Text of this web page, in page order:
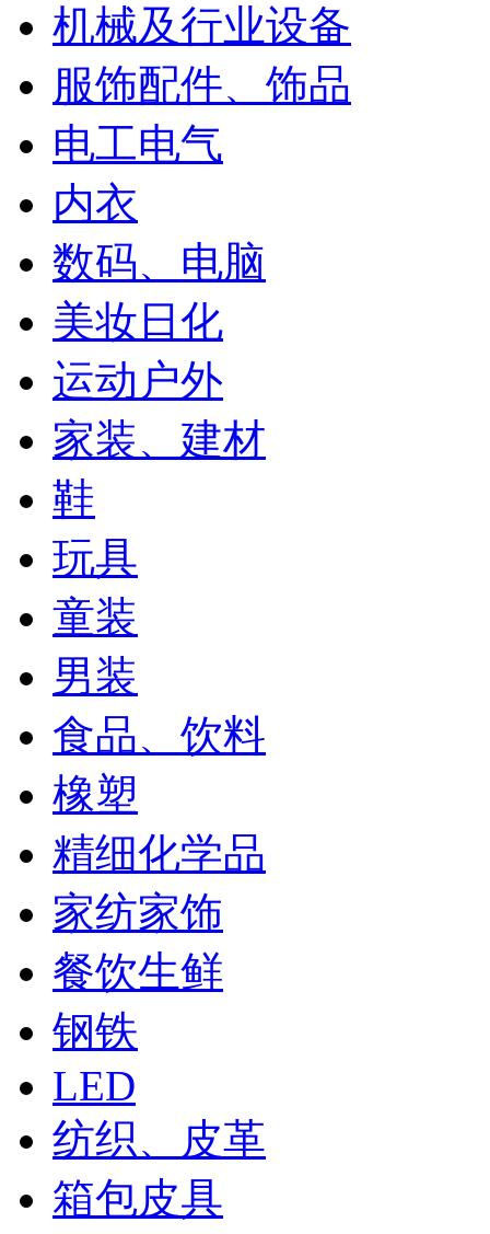
机械及行业设备
服饰配件、饰品
电工电气
内衣
数码、电脑
美妆日化
运动户外
家装、建材
鞋
玩具
童装
男装
食品、饮料
橡塑
精细化学品
家纺家饰
餐饮生鲜
钢铁
LED
纺织、皮革
箱包皮具